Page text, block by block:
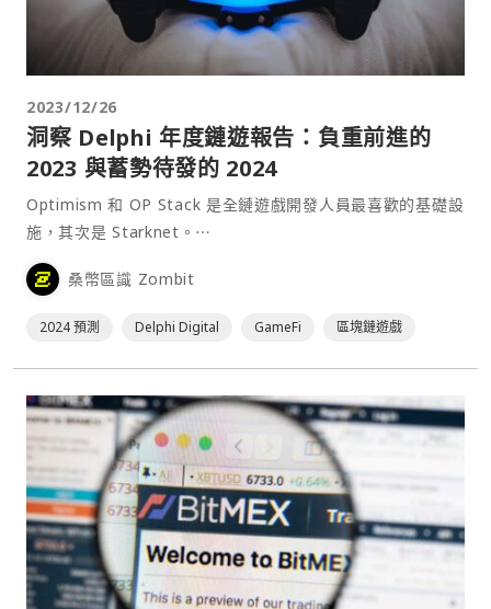
2023/12/26
洞察 Delphi 年度鏈遊報告：負重前進的
2023 與蓄勢待發的 2024
Optimism 和 OP Stack 是全鏈遊戲開發人員最喜歡的基礎設
施，其次是 Starknet。⋯
桑幣區識 Zombit
2024 預測 Delphi Digital GameFi 區塊鏈遊戲